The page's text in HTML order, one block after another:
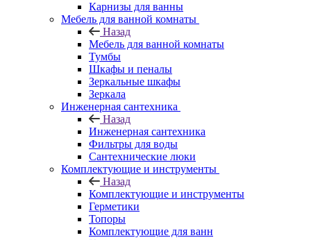
Карнизы для ванны
Мебель для ванной комнаты
Назад
Мебель для ванной комнаты
Тумбы
Шкафы и пеналы
Зеркальные шкафы
Зеркала
Инженерная сантехника
Назад
Инженерная сантехника
Фильтры для воды
Сантехнические люки
Комплектующие и инструменты
Назад
Комплектующие и инструменты
Герметики
Топоры
Комплектующие для ванн